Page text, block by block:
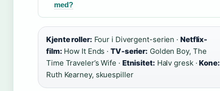
med?
Kjente roller: Four i Divergent-serien · Netflix-
film: How It Ends · TV-serier: Golden Boy, The
Time Traveler’s Wife · Etnisitet: Halv gresk ·Kone:
Ruth Kearney, skuespiller